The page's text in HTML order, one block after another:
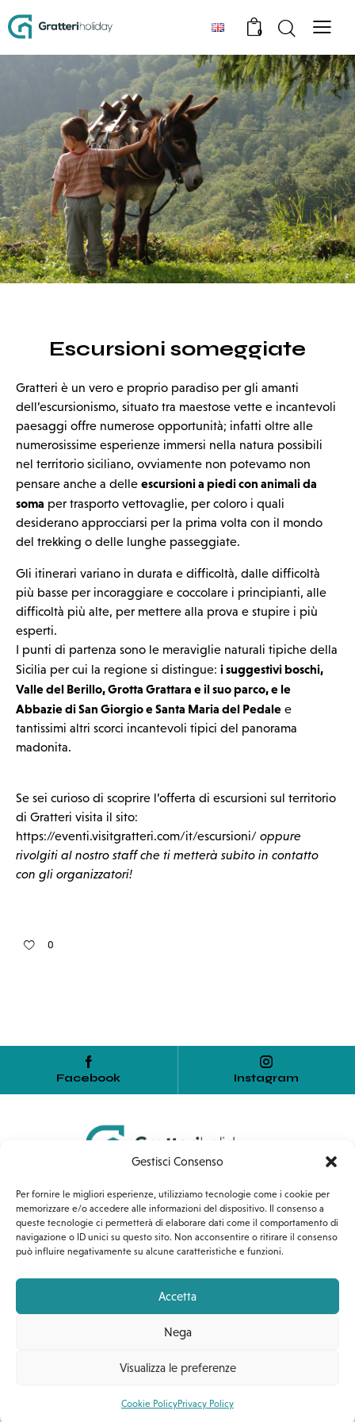
Gestisci Consenso
Per fornire le migliori esperienze, utilizziamo tecnologie come i cookie per
memorizzare e/o accedere alle informazioni del dispositivo. Il consenso a
queste tecnologie ci permetterà di elaborare dati come il comportamento di
navigazione o ID unici su questo sito. Non acconsentire o ritirare il consenso
può influire negativamente su alcune caratteristiche e funzioni.
Accetta
Nega
Visualizza le preferenze
Cookie PolicyPrivacy Policy
0
Escursioni someggiate
Gratteri è un vero e proprio paradiso per gli amanti
dell’escursionismo, situato tra maestose vette e incantevoli
paesaggi offre numerose opportunità; infatti oltre alle
numerosissime esperienze immersi nella natura possibili
nel territorio siciliano, ovviamente non potevamo non
pensare anche a delle escursioni a piedi con animali da
soma per trasporto vettovaglie, per coloro i quali
desiderano approcciarsi per la prima volta con il mondo
del trekking o delle lunghe passeggiate.
Gli itinerari variano in durata e difficoltà, dalle difficoltà
più basse per incoraggiare e coccolare i principianti, alle
difficoltà più alte, per mettere alla prova e stupire i più
esperti.
I punti di partenza sono le meraviglie naturali tipiche della
Sicilia per cui la regione si distingue: i suggestivi boschi,
Valle del Berillo, Grotta Grattara e il suo parco, e le
Abbazie di San Giorgio e Santa Maria del Pedale e
tantissimi altri scorci incantevoli tipici del panorama
madonita.
Se sei curioso di scoprire l’offerta di escursioni sul territorio
di Gratteri visita il sito:
https://eventi.visitgratteri.com/it/escursioni/ oppure
rivolgiti al nostro staff che ti metterà subito in contatto
con gli organizzatori!
0
Facebook Instagram
Home Servizi Affiliazioni
Corso Umberto I, 54
90010 Gratteri (PA)
+39 389 1318453
gratteriholiday@gmail.com
Designed by Webvox